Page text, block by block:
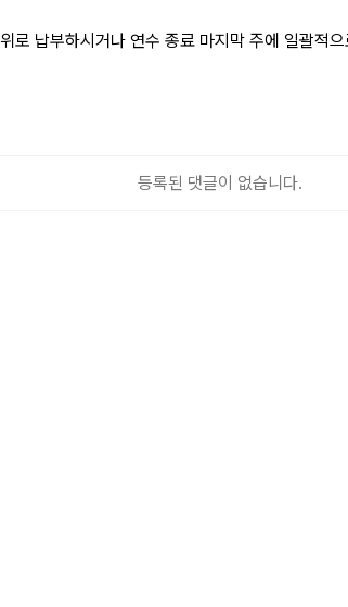
로 납부하시거나 연수 종료 마지막 주에 일괄적
등록된 댓글이 없습니다.